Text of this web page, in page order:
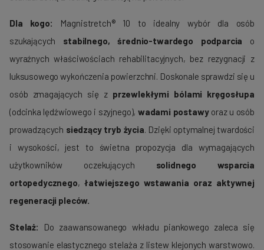
Dla kogo: Magnistretch® 10 to idealny wybór dla osób
szukających stabilnego, średnio-twardego podparcia o
wyraźnych właściwościach rehabilitacyjnych, bez rezygnacji z
luksusowego wykończenia powierzchni. Doskonale sprawdzi się u
osób zmagających się z przewlekłymi bólami kręgosłupa
(odcinka lędźwiowego i szyjnego), wadami postawyoraz u osób
prowadzących siedzący tryb życia. Dzięki optymalnej twardości
i wysokości, jest to świetna propozycja dla wymagających
użytkowników oczekujących solidnego wsparcia
ortopedycznego, łatwiejszego wstawania oraz aktywnej
regeneracji pleców.
Stelaż: Do zaawansowanego wkładu piankowego zaleca się
stosowanie elastycznego stelaża z listew klejonych warstwowo.